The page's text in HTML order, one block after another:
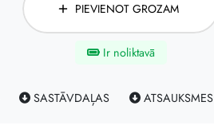
PIEVIENOT GROZAM
Ir noliktavā
SASTĀVDAĻAS ATSAUKSMES